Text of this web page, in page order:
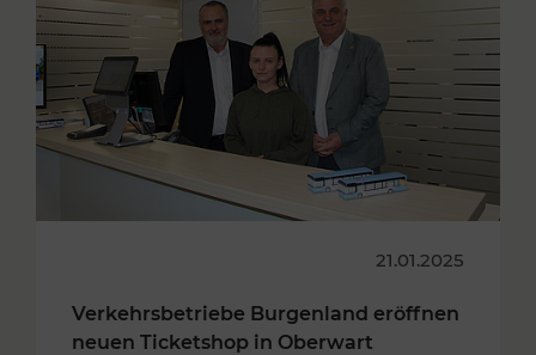
21.01.2025
Verkehrsbetriebe Burgenland eröffnen
neuen Ticketshop in Oberwart